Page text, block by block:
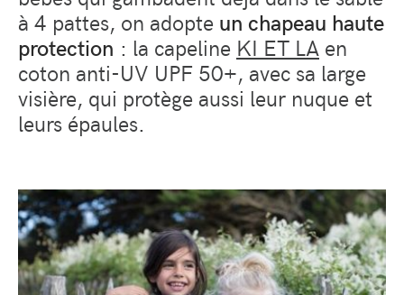
à 4 pattes, on adopte un chapeau haute
protection : la capeline KI ET LA en
coton anti-UV UPF 50+, avec sa large
visière, qui protège aussi leur nuque et
leurs épaules.